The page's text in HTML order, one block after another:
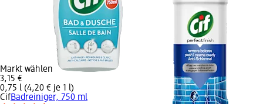
Markt wählen
3,15 €
0,75 l (4,20 € je 1 l)
CifBadreiniger, 750 ml